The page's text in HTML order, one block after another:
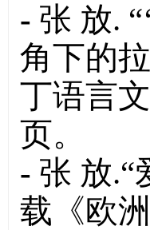
- 张 放.
角下的
丁语言
页。
- 张 放.“
载《欧